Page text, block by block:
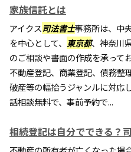
家族信託とは
アイクス司法書士事務所は、中
を中心として、 東京都、神奈川
のご相談や書面の作成を承って
不動産登記、商業登記、債務整
破産等の幅拾うジャンルに対応
話相談無料で、事前予約で...
相続登記は自分でできる？